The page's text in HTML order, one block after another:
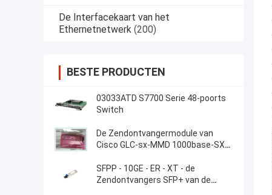
De Interfacekaart van het
Ethernetnetwerk (200)
BESTE PRODUCTEN
03033ATD S7700 Serie 48-poorts
Switch
De Zendontvangermodule van
Cisco GLC-sx-MMD 1000base-SX
SFPP - 10GE - ER - XT - de
Zendontvangers SFP+ van de